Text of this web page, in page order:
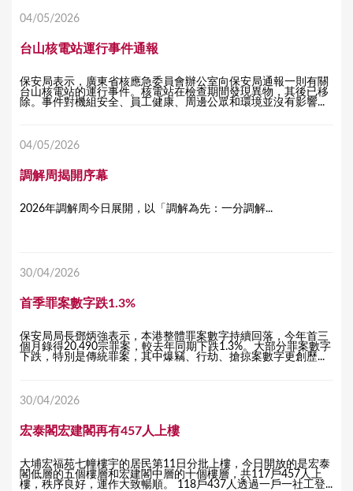
04/05/2026
台山核電站運行事件通報
保安局表示，廣東省核應急委員會辦公室向保安局通報一則有關
台山核電站的運行事件。核電站在檢查期間發現異物，其後已移
除。事件對機組安全、員工健康、周邊公眾和環境並沒有影響...
04/05/2026
調解周揭開序幕
2026年調解周今日展開，以「調解為先：一分調解...
30/04/2026
首季罪案數字跌1.3%
保安局局長鄧炳強表示，本港整體罪案數字持續回落，今年首三
個月錄得20,490宗罪案，較去年同期下跌1.3%。大部分罪案數字
下跌，特別是傳統罪案，其中爆竊、行劫、搶掠案數字更創歷...
30/04/2026
宏泰閣宏建閣再有457人上樓
大埔宏福苑七幢樓宇的居民第11日分批上樓，今日開放的是宏泰
閣低層的五個樓層和宏建閣中層的十個樓層，共117戶457人上
樓，秩序良好，運作大致暢順。 118戶437人透過一戶一社工登...